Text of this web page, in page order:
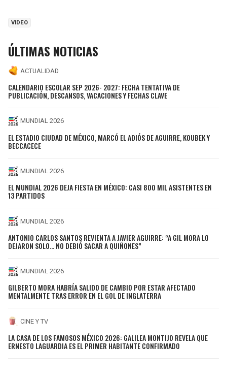
VIDEO
ÚLTIMAS NOTICIAS
ACTUALIDAD
CALENDARIO ESCOLAR SEP 2026- 2027: FECHA TENTATIVA DE
PUBLICACIÓN, DESCANSOS, VACACIONES Y FECHAS CLAVE
MUNDIAL 2026
EL ESTADIO CIUDAD DE MÉXICO, MARCÓ EL ADIÓS DE AGUIRRE, KOUBEK Y
BECCACECE
MUNDIAL 2026
EL MUNDIAL 2026 DEJA FIESTA EN MÉXICO: CASI 800 MIL ASISTENTES EN
13 PARTIDOS
MUNDIAL 2026
ANTONIO CARLOS SANTOS REVIENTA A JAVIER AGUIRRE: “A GIL MORA LO
DEJARON SOLO... NO DEBIÓ SACAR A QUIÑONES”
MUNDIAL 2026
GILBERTO MORA HABRÍA SALIDO DE CAMBIO POR ESTAR AFECTADO
MENTALMENTE TRAS ERROR EN EL GOL DE INGLATERRA
CINE Y TV
LA CASA DE LOS FAMOSOS MÉXICO 2026: GALILEA MONTIJO REVELA QUE
ERNESTO LAGUARDIA ES EL PRIMER HABITANTE CONFIRMADO